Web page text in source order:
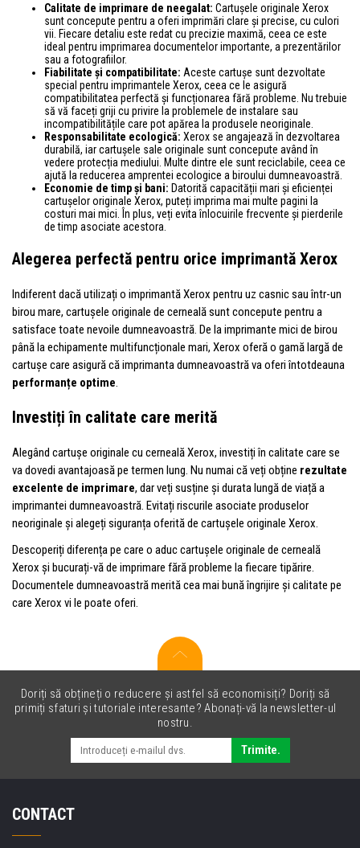
Calitate de imprimare de neegalat: Cartușele originale Xerox
sunt concepute pentru a oferi imprimări clare și precise, cu culori
vii. Fiecare detaliu este redat cu precizie maximă, ceea ce este
ideal pentru imprimarea documentelor importante, a prezentărilor
sau a fotografiilor.
Fiabilitate și compatibilitate: Aceste cartușe sunt dezvoltate
special pentru imprimantele Xerox, ceea ce le asigură
compatibilitatea perfectă și funcționarea fără probleme. Nu trebuie
să vă faceți griji cu privire la problemele de instalare sau
incompatibilitățile care pot apărea la produsele neoriginale.
Responsabilitate ecologică: Xerox se angajează în dezvoltarea
durabilă, iar cartușele sale originale sunt concepute având în
vedere protecția mediului. Multe dintre ele sunt reciclabile, ceea ce
ajută la reducerea amprentei ecologice a biroului dumneavoastră.
Economie de timp și bani: Datorită capacității mari și eficienței
cartușelor originale Xerox, puteți imprima mai multe pagini la
costuri mai mici. În plus, veți evita înlocuirile frecvente și pierderile
de timp asociate acestora.
Alegerea perfectă pentru orice imprimantă Xerox
Indiferent dacă utilizați o imprimantă Xerox pentru uz casnic sau într-un
birou mare, cartușele originale de cerneală sunt concepute pentru a
satisface toate nevoile dumneavoastră. De la imprimante mici de birou
până la echipamente multifuncționale mari, Xerox oferă o gamă largă de
cartușe care asigură că imprimanta dumneavoastră va oferi întotdeauna
performanțe optime.
Investiți în calitate care merită
Alegând cartușe originale cu cerneală Xerox, investiți în calitate care se
va dovedi avantajoasă pe termen lung. Nu numai că veți obține rezultate
excelente de imprimare, dar veți susține și durata lungă de viață a
imprimantei dumneavoastră. Evitați riscurile asociate produselor
neoriginale și alegeți siguranța oferită de cartușele originale Xerox.
Descoperiți diferența pe care o aduc cartușele originale de cerneală
Xerox și bucurați-vă de imprimare fără probleme la fiecare tipărire.
Documentele dumneavoastră merită cea mai bună îngrijire și calitate pe
care Xerox vi le poate oferi.
Doriți să obțineți o reducere și astfel să economisiți? Doriți să
primiți sfaturi și tutoriale interesante? Abonați-vă la newsletter-ul
nostru.
Trimite.
CONTACT